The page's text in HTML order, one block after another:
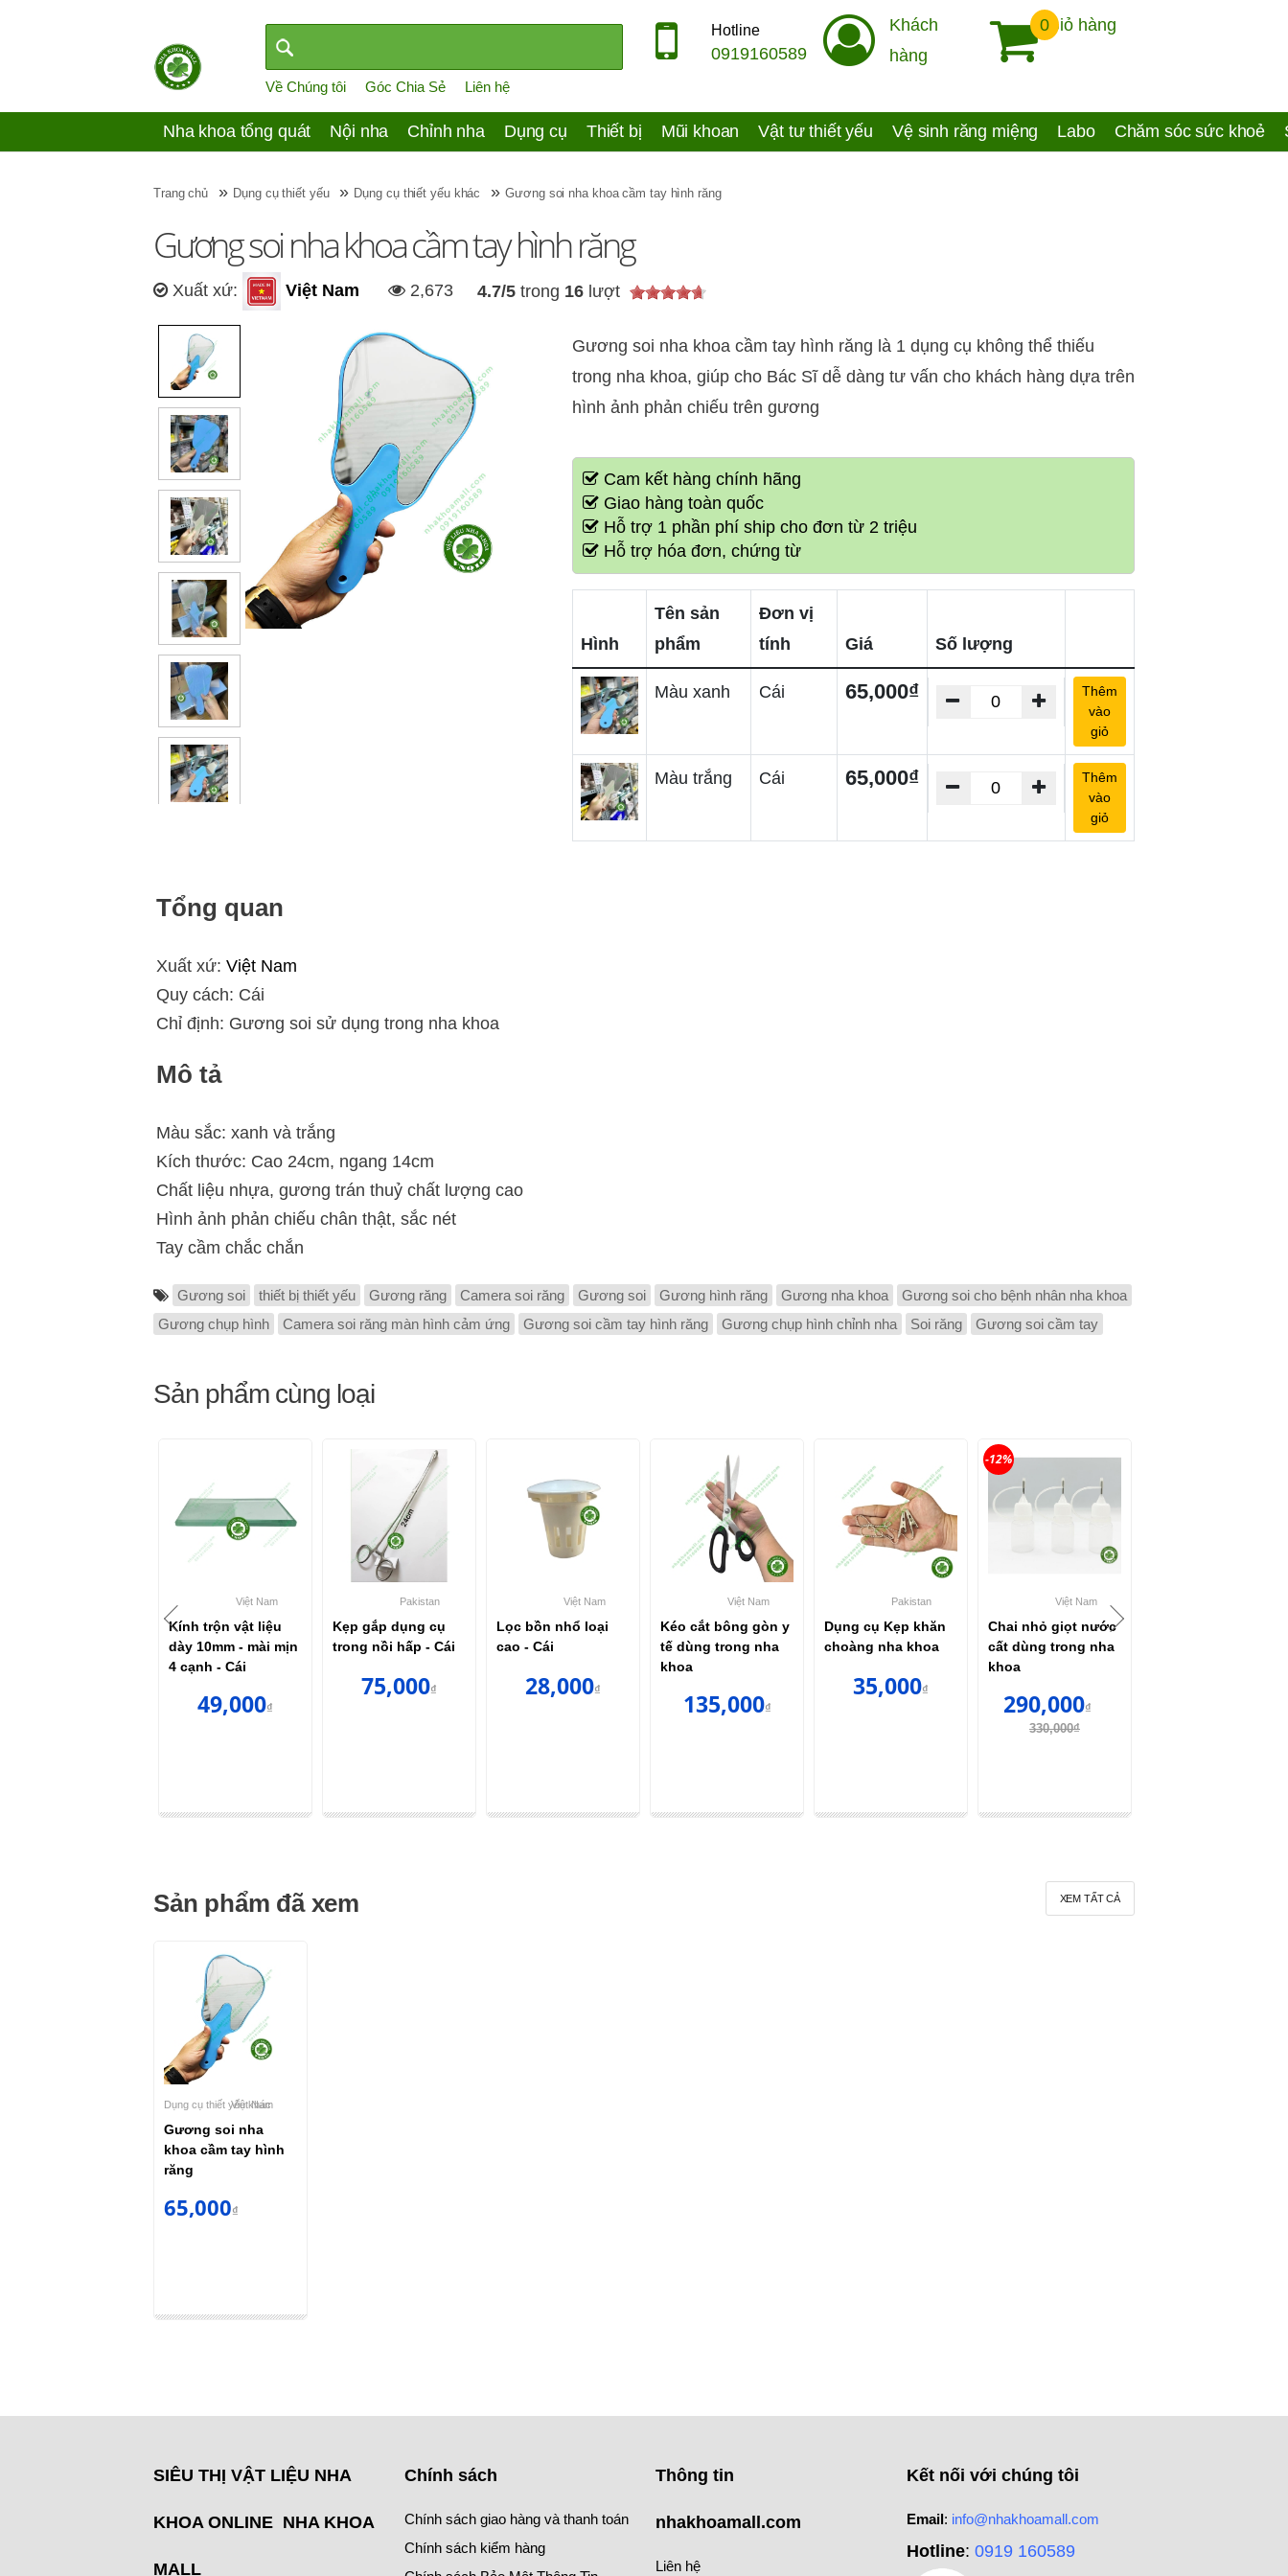
Về Chúng tôi Góc Chia Sẻ Liên hệ
Hotline
0919160589
Khách
hàng
0Giỏ hàng
Nha khoa tổng quát Nội nha Chỉnh nha Dụng cụ Thiết bị Mũi khoan Vật tư thiết yếu Vệ sinh răng miệng Labo Chăm sóc sức khoẻ
Trang chủ » Dụng cụ thiết yếu » Dụng cụ thiết yếu khác »Gương soi nha khoa cầm tay hình răng
Gương soi nha khoa cầm tay hình răng
Xuất xứ: Việt Nam 2,673 4.7/5 trong 16 lượt
Gương soi nha khoa cầm tay hình răng là 1 dụng cụ không thể thiếu
trong nha khoa, giúp cho Bác Sĩ dễ dàng tư vấn cho khách hàng dựa trên
hình ảnh phản chiếu trên gương
Cam kết hàng chính hãng
Giao hàng toàn quốc
Hỗ trợ 1 phần phí ship cho đơn từ 2 triệu
Hỗ trợ hóa đơn, chứng từ
Hình
Tên sản
phẩm
Đơn vị
tính
Giá Số lượng
Màu xanh Cái 65,000₫
Thêm
vào
giỏ
Màu trắng Cái 65,000₫
Thêm
vào
giỏ
Tổng quan
Xuất xứ: Việt Nam
Quy cách: Cái
Chỉ định: Gương soi sử dụng trong nha khoa
Mô tả
Màu sắc: xanh và trắng
Kích thước: Cao 24cm, ngang 14cm
Chất liệu nhựa, gương trán thuỷ chất lượng cao
Hình ảnh phản chiếu chân thật, sắc nét
Tay cầm chắc chắn
Gương soi thiết bị thiết yếu Gương răng Camera soi răng Gương soi Gương hình răng Gương nha khoa
Gương soi cho bệnh nhân nha khoa
Gương chụp hình
Camera soi răng màn hình cảm ứng Gương soi cầm tay hình răng Gương chụp hình chỉnh nha Soi răng Gương soi cầm tay
Sản phẩm cùng loại
Việt Nam
Kính trộn vật liệu
dày 10mm - mài mịn
4 cạnh - Cái
49,000₫
Pakistan
Kẹp gắp dụng cụ
trong nồi hấp - Cái
75,000₫
Việt Nam
Lọc bồn nhổ loại
cao - Cái
28,000₫
Việt Nam
Kéo cắt bông gòn y
tế dùng trong nha
khoa
135,000₫
Pakistan
Dụng cụ Kẹp khăn
choàng nha khoa
35,000₫
Việt Nam
Chai nhỏ giọt nước
cất dùng trong nha
khoa
290,000₫
330,000₫
-12%
Sản phẩm đã xem XEM TẤT CẢ
Dụng cụ thiết yếu khác
Việt Nam
Gương soi nha
khoa cầm tay hình
răng
65,000₫
SIÊU THỊ VẬT LIỆU NHA
KHOA ONLINE NHA KHOA
MALL
Chính sách
Chính sách giao hàng và thanh toán
Chính sách kiểm hàng
Thông tin
nhakhoamall.com
Liên hệ
Kết nối với chúng tôi
Email: info@nhakhoamall.com
Hotline: 0919 160589